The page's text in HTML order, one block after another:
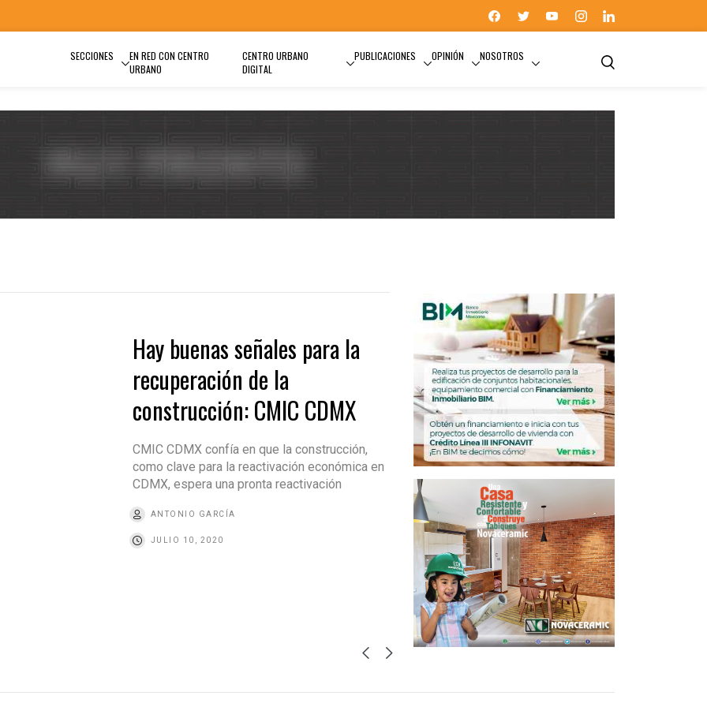
SECCIONES
EN RED CON CENTRO
URBANO
CENTRO URBANO
DIGITAL
PUBLICACIONES OPINIÓN NOSOTROS
Hay buenas señales para la
recuperación de la
construcción: CMIC CDMX
CMIC CDMX confía en que la construcción,
como clave para la reactivación económica en
CDMX, espera una pronta reactivación
ANTONIO GARCÍA
JULIO 10, 2020